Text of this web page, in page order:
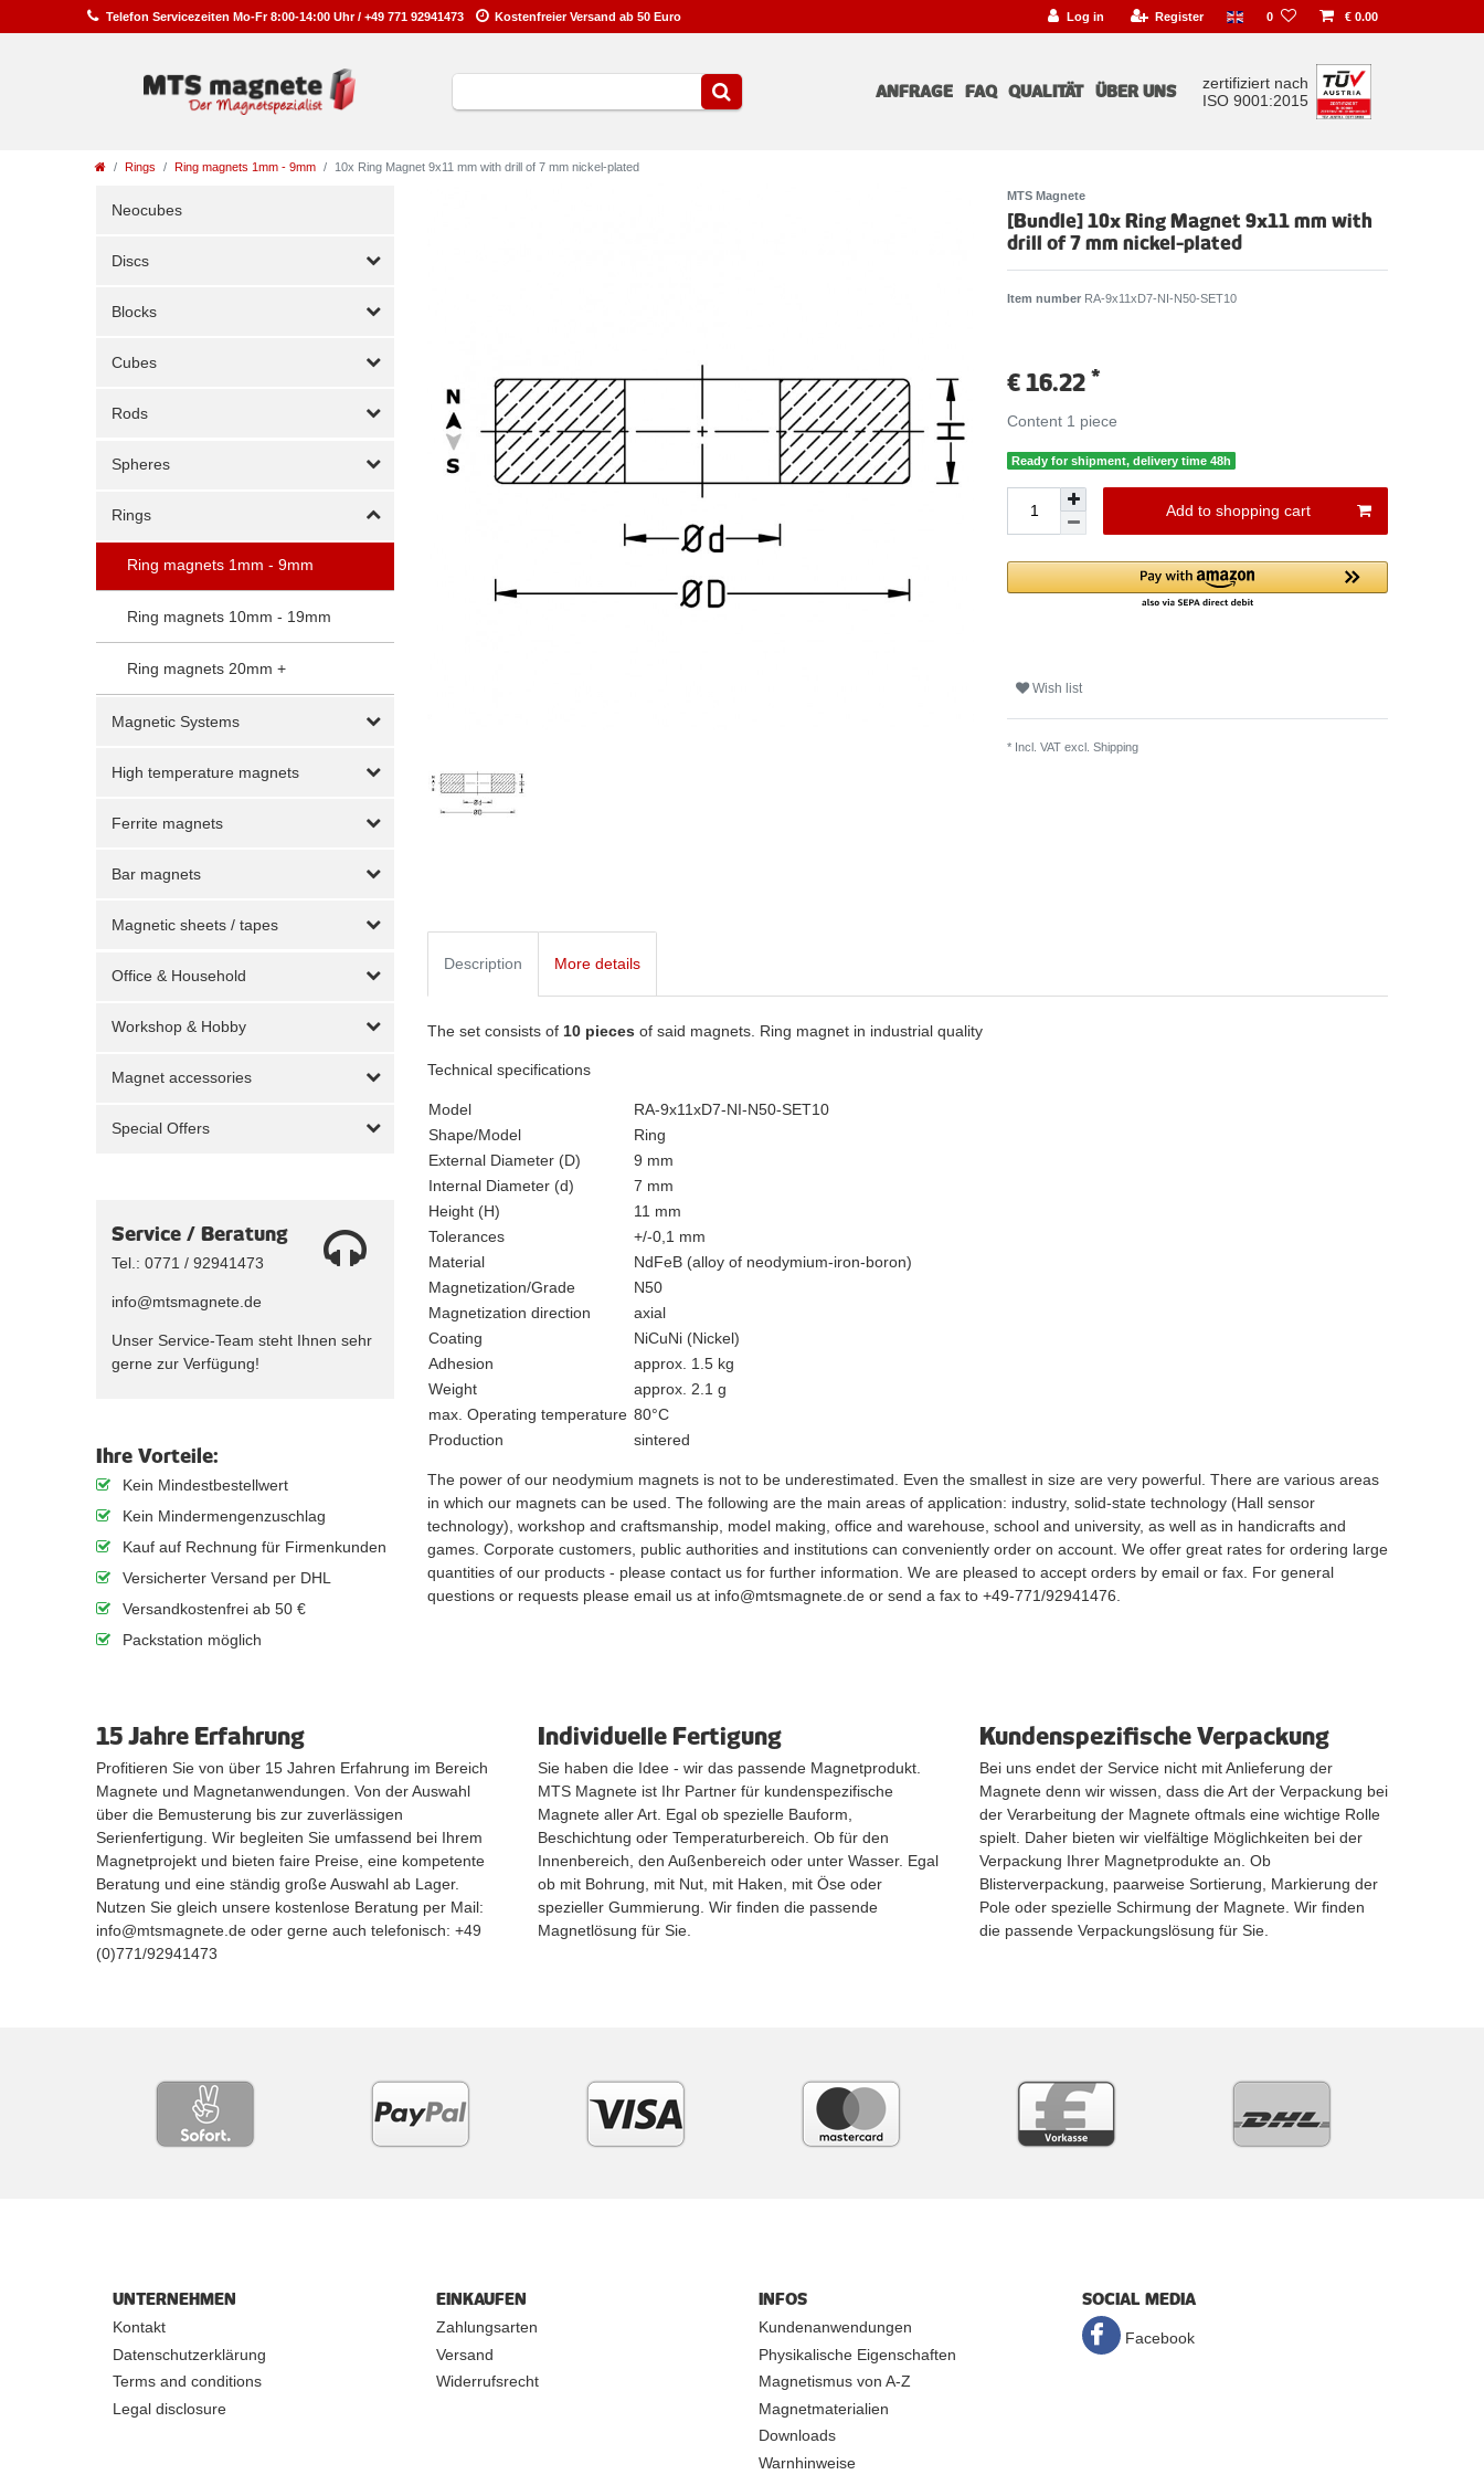
Telefon Servicezeiten Mo-Fr 8:00-14:00 Uhr / +49 771 92941473 Kostenfreier Versand ab 50 Euro Log in Register 0 € 0.00
ANFRAGE FAQ QUALITÄT ÜBER UNS
zertifiziert nach
ISO 9001:2015
Rings Ring magnets 1mm - 9mm 10x Ring Magnet 9x11 mm with drill of 7 mm nickel-plated
Neocubes
Discs
Blocks
Cubes
Rods
Spheres
Rings
Ring magnets 1mm - 9mm
Ring magnets 10mm - 19mm
Ring magnets 20mm +
Magnetic Systems
High temperature magnets
Ferrite magnets
Bar magnets
Magnetic sheets / tapes
Office & Household
Workshop & Hobby
Magnet accessories
Special Offers
Service / Beratung
Tel.: 0771 / 92941473
info@mtsmagnete.de
Unser Service-Team steht Ihnen sehr
gerne zur Verfügung!
Ihre Vorteile:
Kein Mindestbestellwert
Kein Mindermengenzuschlag
Kauf auf Rechnung für Firmenkunden
Versicherter Versand per DHL
Versandkostenfrei ab 50 €
Packstation möglich
MTS Magnete
[Bundle] 10x Ring Magnet 9x11 mm with
drill of 7 mm nickel-plated
Item number RA-9x11xD7-NI-N50-SET10
€ 16.22 *
Content 1 piece
Ready for shipment, delivery time 48h
Add to shopping cart
Wish list
* Incl. VAT excl. Shipping
Description More details
The set consists of 10 pieces of said magnets. Ring magnet in industrial quality
Technical specifications
Model
RA-9x11xD7-NI-N50-SET10
Shape/Model
Ring
External Diameter (D)
9 mm
Internal Diameter (d)
7 mm
Height (H)
11 mm
Tolerances
+/-0,1 mm
Material
NdFeB (alloy of neodymium-iron-boron)
Magnetization/Grade
N50
Magnetization direction
axial
Coating
NiCuNi (Nickel)
Adhesion
approx. 1.5 kg
Weight
approx. 2.1 g
max. Operating temperature 80°C
Production
sintered
The power of our neodymium magnets is not to be underestimated. Even the smallest in size are very powerful. There are various areas
in which our magnets can be used. The following are the main areas of application: industry, solid-state technology (Hall sensor
technology), workshop and craftsmanship, model making, office and warehouse, school and university, as well as in handicrafts and
games. Corporate customers, public authorities and institutions can conveniently order on account. We offer great rates for ordering large
quantities of our products - please contact us for further information. We are pleased to accept orders by email or fax. For general
questions or requests please email us at info@mtsmagnete.de or send a fax to +49-771/92941476.
15 Jahre Erfahrung
Profitieren Sie von über 15 Jahren Erfahrung im Bereich
Magnete und Magnetanwendungen. Von der Auswahl
über die Bemusterung bis zur zuverlässigen
Serienfertigung. Wir begleiten Sie umfassend bei Ihrem
Magnetprojekt und bieten faire Preise, eine kompetente
Beratung und eine ständig große Auswahl ab Lager.
Nutzen Sie gleich unsere kostenlose Beratung per Mail:
info@mtsmagnete.de oder gerne auch telefonisch: +49
(0)771/92941473
Individuelle Fertigung
Sie haben die Idee - wir das passende Magnetprodukt.
MTS Magnete ist Ihr Partner für kundenspezifische
Magnete aller Art. Egal ob spezielle Bauform,
Beschichtung oder Temperaturbereich. Ob für den
Innenbereich, den Außenbereich oder unter Wasser. Egal
ob mit Bohrung, mit Nut, mit Haken, mit Öse oder
spezieller Gummierung. Wir finden die passende
Magnetlösung für Sie.
Kundenspezifische Verpackung
Bei uns endet der Service nicht mit Anlieferung der
Magnete denn wir wissen, dass die Art der Verpackung bei
der Verarbeitung der Magnete oftmals eine wichtige Rolle
spielt. Daher bieten wir vielfältige Möglichkeiten bei der
Verpackung Ihrer Magnetprodukte an. Ob
Blisterverpackung, paarweise Sortierung, Markierung der
Pole oder spezielle Schirmung der Magnete. Wir finden
die passende Verpackungslösung für Sie.
UNTERNEHMEN
Kontakt
Datenschutzerklärung
Terms and conditions
Legal disclosure
EINKAUFEN
Zahlungsarten
Versand
Widerrufsrecht
INFOS
Kundenanwendungen
Physikalische Eigenschaften
Magnetismus von A-Z
Magnetmaterialien
Downloads
Warnhinweise
SOCIAL MEDIA
Facebook